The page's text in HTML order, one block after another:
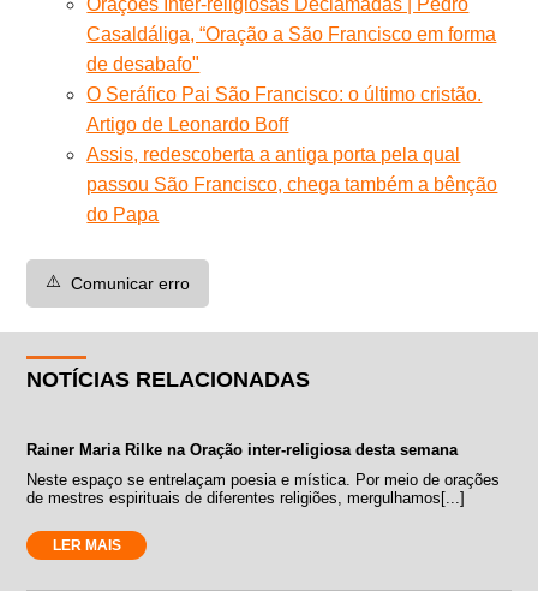
Orações Inter-religiosas Declamadas | Pedro
Casaldáliga, “Oração a São Francisco em forma
de desabafo"
O Seráfico Pai São Francisco: o último cristão.
Artigo de Leonardo Boff
Assis, redescoberta a antiga porta pela qual
passou São Francisco, chega também a bênção
do Papa
⚠️ Comunicar erro
NOTÍCIAS RELACIONADAS
Rainer Maria Rilke na Oração inter-religiosa desta semana
Neste espaço se entrelaçam poesia e mística. Por meio de orações
de mestres espirituais de diferentes religiões, mergulhamos[...]
LER MAIS